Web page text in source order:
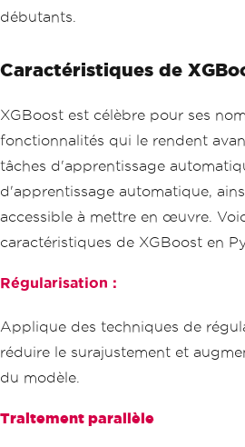
débutants.
Caractéristiques de
XGBoost est célèbre pour ses
fonctionnalités qui le rendent
tâches d'apprentissage
d'apprentissage automatique,
accessible à mettre en œuvre.
caractéristiques de XGBoost en
Régularisation :
Applique des techniques de
réduire le surajustement et
du modèle.
Traitement parallèle